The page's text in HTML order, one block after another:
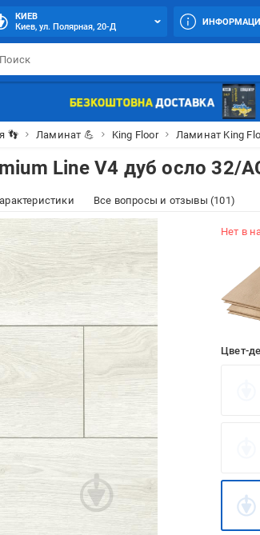
КИЕВ
Киев, ул. Полярная, 20-Д
👣 Ламинат 💪 King Floor Ламинат King
Line V4 дуб осло 32/
Все вопросы и отзывы (101)
Нет в
Цвет-